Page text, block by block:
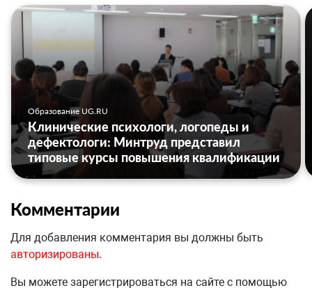
Образование UG.RU
Клинические психологи, логопеды и
дефектологи: Минтруд представил
типовые курсы повышения квалификации
Комментарии
Для добавления комментария вы должны быть
авторизированы.
Вы можете зарегистрироваться на сайте с помощью